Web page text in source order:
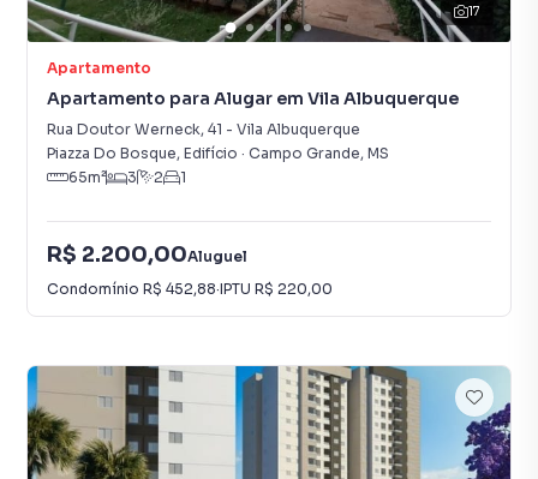
17
Apartamento
Apartamento para Alugar em Vila Albuquerque
Rua Doutor Werneck, 41 - Vila Albuquerque
Piazza Do Bosque, Edifício · Campo Grande, MS
65m² 3 2 1
R$ 2.200,00Aluguel
Condomínio R$ 452,88·IPTU R$ 220,00